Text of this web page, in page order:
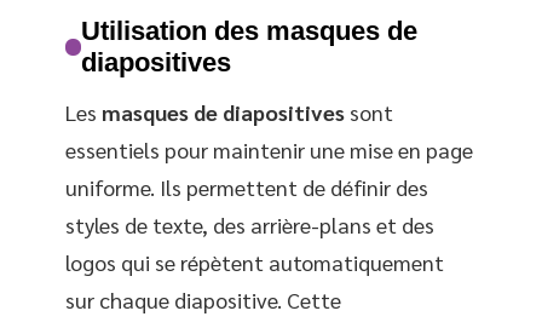
Utilisation des masques de
diapositives
Les masques de diapositives sont
essentiels pour maintenir une mise en page
uniforme. Ils permettent de définir des
styles de texte, des arrière-plans et des
logos qui se répètent automatiquement
sur chaque diapositive. Cette